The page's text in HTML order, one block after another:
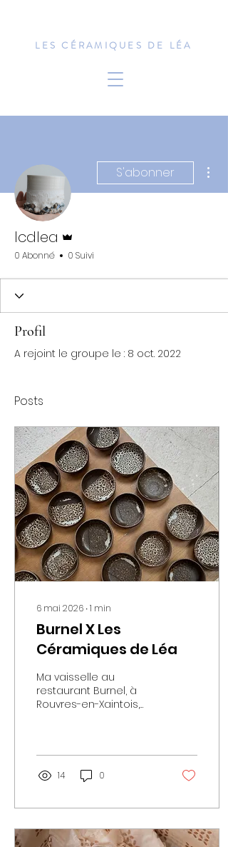
LES CÉRAMIQUES DE LÉA
S'abonner
lcdlea
0 Abonné 0 Suivi
Profil
A rejoint le groupe le : 8 oct. 2022
Posts
6 mai 2026 ∙1 min
Burnel X Les
Céramiques de Léa
Ma vaisselle au
restaurant Burnel, à
Rouvres-en-Xaintois,
aux délicieux plats du
chef Maye Cissoko.
14 0